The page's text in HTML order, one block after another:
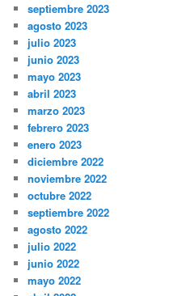
septiembre 2023
agosto 2023
julio 2023
junio 2023
mayo 2023
abril 2023
marzo 2023
febrero 2023
enero 2023
diciembre 2022
noviembre 2022
octubre 2022
septiembre 2022
agosto 2022
julio 2022
junio 2022
mayo 2022